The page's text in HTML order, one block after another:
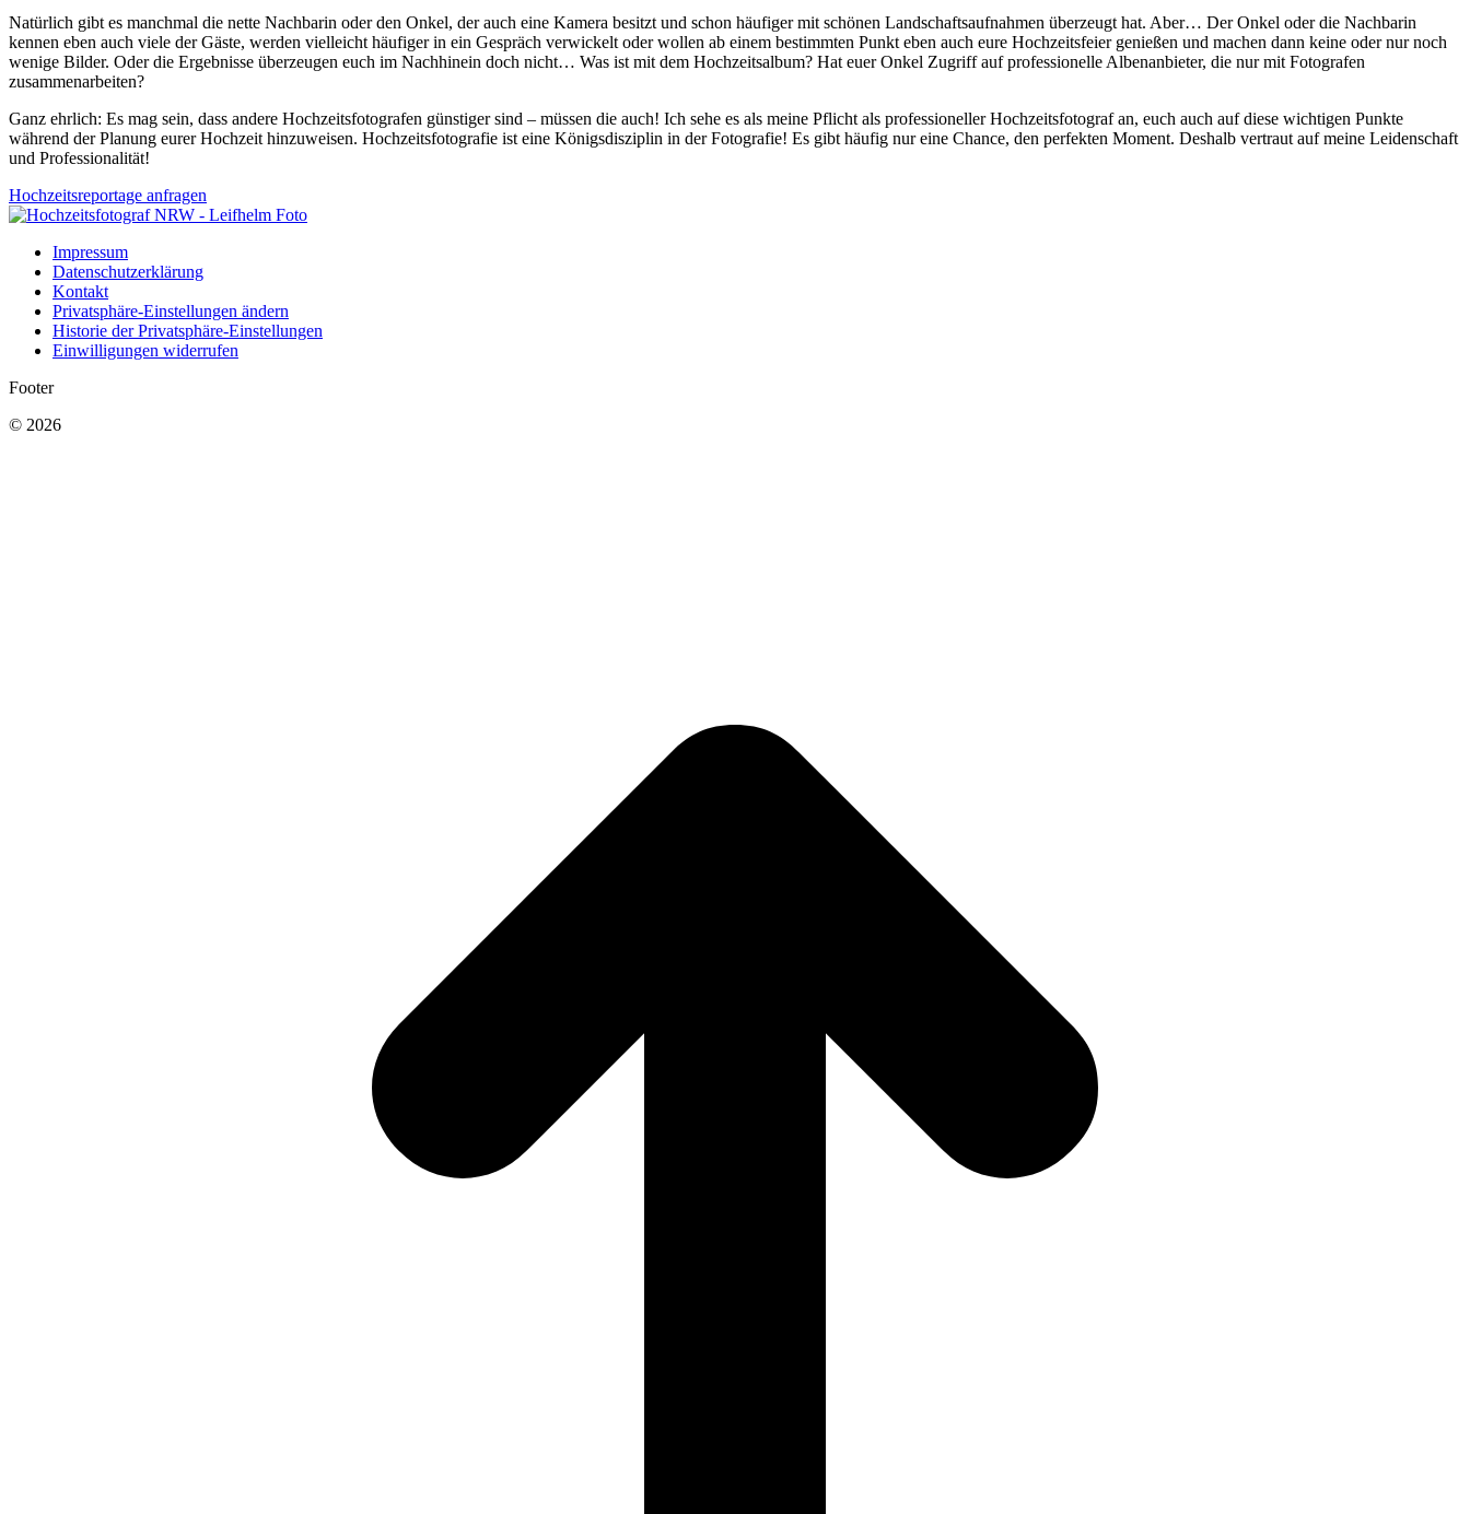
Natürlich gibt es manchmal die nette Nachbarin oder den Onkel, der auch eine Kamera besitzt und schon häufiger mit schönen Landschaftsaufnahmen überzeugt hat. Aber… Der Onkel oder die Nachbarin
kennen eben auch viele der Gäste, werden vielleicht häufiger in ein Gespräch verwickelt oder wollen ab einem bestimmten Punkt eben auch eure Hochzeitsfeier genießen und machen dann keine oder nur noch
wenige Bilder. Oder die Ergebnisse überzeugen euch im Nachhinein doch nicht… Was ist mit dem Hochzeitsalbum? Hat euer Onkel Zugriff auf professionelle Albenanbieter, die nur mit Fotografen
zusammenarbeiten?
Ganz ehrlich: Es mag sein, dass andere Hochzeitsfotografen günstiger sind – müssen die auch! Ich sehe es als meine Pflicht als professioneller Hochzeitsfotograf an, euch auch auf diese wichtigen Punkte
während der Planung eurer Hochzeit hinzuweisen. Hochzeitsfotografie ist eine Königsdisziplin in der Fotografie! Es gibt häufig nur eine Chance, den perfekten Moment. Deshalb vertraut auf meine Leidenschaft
und Professionalität!
Hochzeitsreportage anfragen
Impressum
Datenschutzerklärung
Kontakt
Privatsphäre-Einstellungen ändern
Historie der Privatsphäre-Einstellungen
Einwilligungen widerrufen
Footer
© 2026